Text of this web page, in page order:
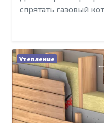
спрятать газовый
Утепление